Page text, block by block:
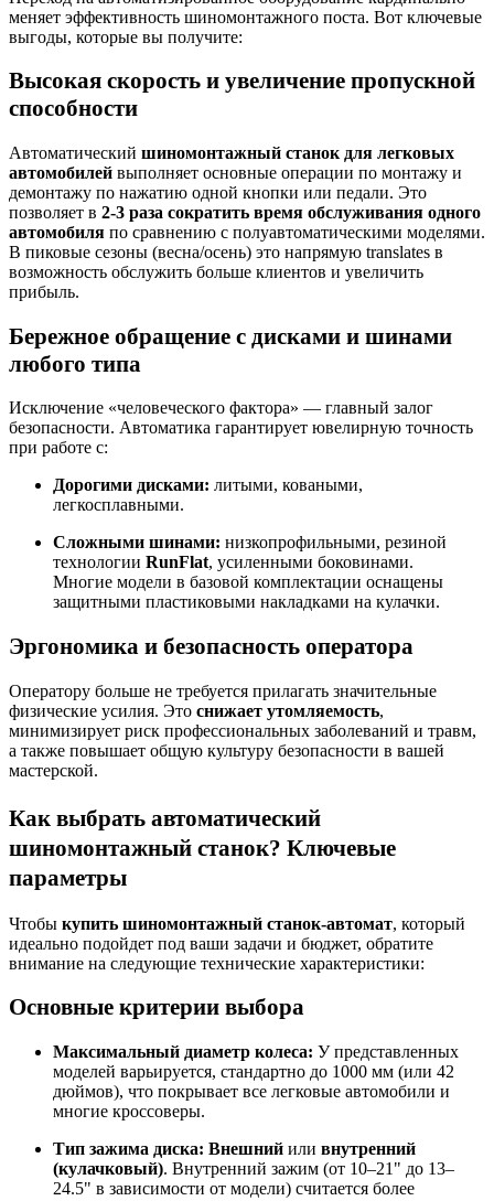
меняет эффективность шиномонтажного поста. Вот ключевые
выгоды, которые вы получите:
Высокая скорость и увеличение пропускной
способности
Автоматический шиномонтажный станок для легковых
автомобилей выполняет основные операции по монтажу и
демонтажу по нажатию одной кнопки или педали. Это
позволяет в 2-3 раза сократить время обслуживания одного
автомобиля по сравнению с полуавтоматическими моделями.
В пиковые сезоны (весна/осень) это напрямую translates в
возможность обслужить больше клиентов и увеличить
прибыль.
Бережное обращение с дисками и шинами
любого типа
Исключение «человеческого фактора» — главный залог
безопасности. Автоматика гарантирует ювелирную точность
при работе с:
Дорогими дисками: литыми, коваными,
легкосплавными.
Сложными шинами: низкопрофильными, резиной
технологии RunFlat, усиленными боковинами.
Многие модели в базовой комплектации оснащены
защитными пластиковыми накладками на кулачки.
Эргономика и безопасность оператора
Оператору больше не требуется прилагать значительные
физические усилия. Это снижает утомляемость,
минимизирует риск профессиональных заболеваний и травм,
а также повышает общую культуру безопасности в вашей
мастерской.
Как выбрать автоматический
шиномонтажный станок? Ключевые
параметры
Чтобы купить шиномонтажный станок-автомат, который
идеально подойдет под ваши задачи и бюджет, обратите
внимание на следующие технические характеристики:
Основные критерии выбора
Максимальный диаметр колеса: У представленных
моделей варьируется, стандартно до 1000 мм (или 42
дюймов), что покрывает все легковые автомобили и
многие кроссоверы.
Тип зажима диска: Внешний или внутренний
(кулачковый). Внутренний зажим (от 10–21" до 13–
24.5" в зависимости от модели) считается более